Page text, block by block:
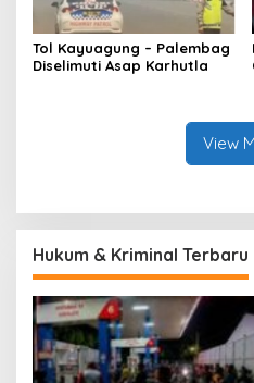
Tol Kayuagung – Palembag
Diselimuti Asap Karhutla
View
Hukum & Kriminal Terbaru